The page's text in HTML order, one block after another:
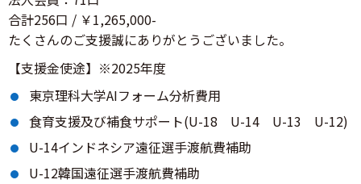
合計256口 / ￥1,265,000-
たくさんのご支援誠にありがとうございました。
【支援金使途】※2025年度
東京理科大学AIフォーム分析費用
食育支援及び補食サポート(U-18 U-14 U-13 U-12)
U-14インドネシア遠征選手渡航費補助
U-12韓国遠征選手渡航費補助